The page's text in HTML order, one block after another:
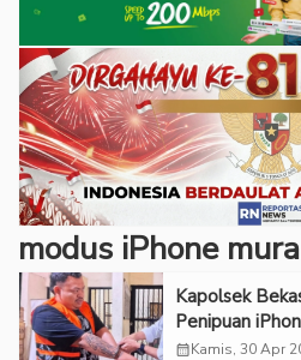
modus iPhone
Kapolsek
Penipuan
Don
calendar_monthKamis, 30 Apr